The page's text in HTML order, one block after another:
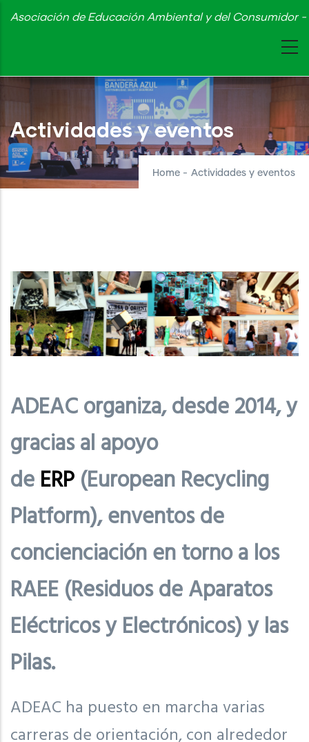
Skip
content
Asociación de Educación Ambiental y del Consumidor
Actividades y eventos
Home - Actividades y eventos
ADEAC organiza, desde 2014, y
gracias al apoyo
deERP(European Recycling
Platform), enventos de
concienciación en torno a los
RAEE (Residuos de Aparatos
Eléctricos y Electrónicos) y las
Pilas.
ADEAC ha puesto en marcha varias
carreras de orientación, con alrededor